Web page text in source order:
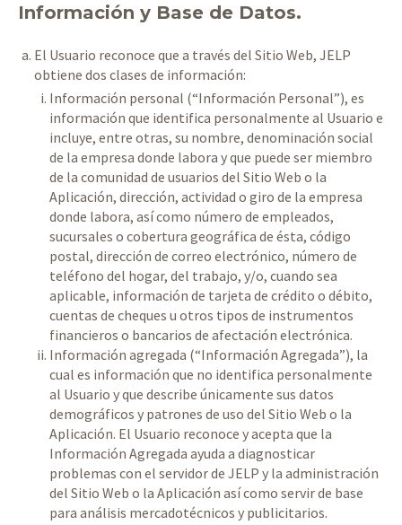
Información y Base de Datos.
El Usuario reconoce que a través del Sitio Web, JELP
obtiene dos clases de información:
Información personal (“Información Personal”), es
información que identifica personalmente al Usuario e
incluye, entre otras, su nombre, denominación social
de la empresa donde labora y que puede ser miembro
de la comunidad de usuarios del Sitio Web o la
Aplicación, dirección, actividad o giro de la empresa
donde labora, así como número de empleados,
sucursales o cobertura geográfica de ésta, código
postal, dirección de correo electrónico, número de
teléfono del hogar, del trabajo, y/o, cuando sea
aplicable, información de tarjeta de crédito o débito,
cuentas de cheques u otros tipos de instrumentos
financieros o bancarios de afectación electrónica.
Información agregada (“Información Agregada”), la
cual es información que no identifica personalmente
al Usuario y que describe únicamente sus datos
demográficos y patrones de uso del Sitio Web o la
Aplicación. El Usuario reconoce y acepta que la
Información Agregada ayuda a diagnosticar
problemas con el servidor de JELP y la administración
del Sitio Web o la Aplicación así como servir de base
para análisis mercadotécnicos y publicitarios.